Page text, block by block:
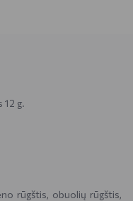
12 g.
rūgštis, obuolių rūgštis,